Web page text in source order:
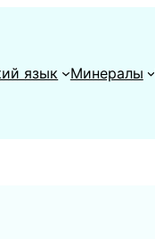
язык Минералы